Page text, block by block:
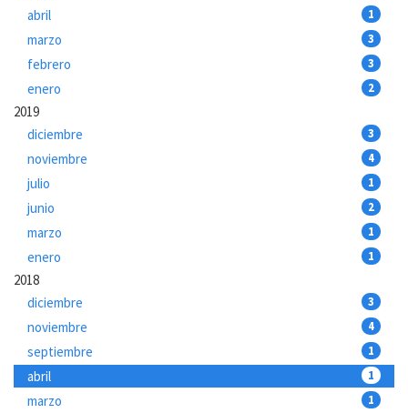
abril 1
marzo 3
febrero 3
enero 2
2019
diciembre
3
noviembre 4
julio 1
junio 2
marzo 1
enero 1
2018
diciembre
3
noviembre 4
septiembre 1
abril 1
marzo 1